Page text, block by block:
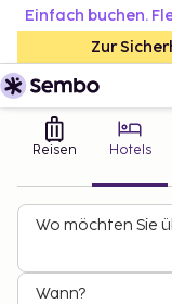
Einfach buchen.
Zur
Reisen Hotels
Wo möchten Sie
Wann?